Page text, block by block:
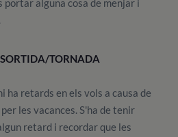
alguna cosa de menjar i
TORNADA
ha retards en els vols a causa de
les vacances. S'ha de tenir
retard i recordar que les